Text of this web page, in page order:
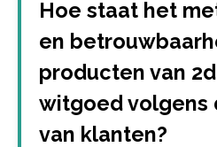
Hoe staat het
en
producten van
witgoed volgens
van klanten?